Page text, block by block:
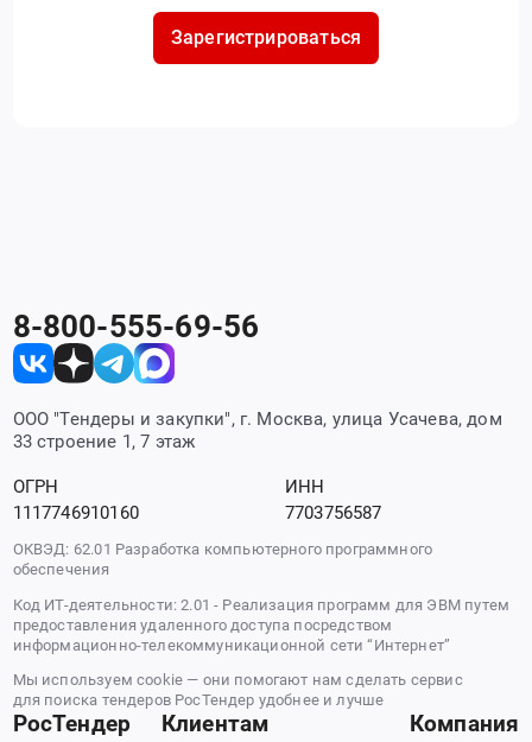
Зарегистрироваться
8-800-555-69-56
ООО "Тендеры и закупки", г. Москва, улица Усачева, дом
33 строение 1, 7 этаж
ОГРН
1117746910160
ИНН
7703756587
ОКВЭД: 62.01 Разработка компьютерного программного
обеспечения
Код ИТ-деятельности: 2.01 - Реализация программ для ЭВМ путем
предоставления удаленного доступа посредством
информационно-телекоммуникационной сети “Интернет”
Мы используем cookie — они помогают нам сделать сервис
для поиска тендеров РосТендер удобнее и лучше
РосТендер Клиентам Компания